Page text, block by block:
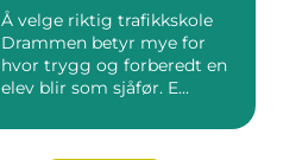
Å velge riktig trafikkskole
Drammen betyr mye for
hvor trygg og forberedt en
elev blir som sjåfør. E...